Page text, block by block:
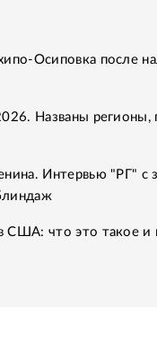
Осиповка после
Названы
Интервью "РГ"
США: что это такое и